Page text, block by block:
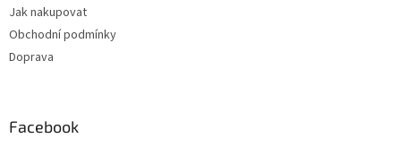
Jak nakupovat
Obchodní podmínky
Doprava
Facebook